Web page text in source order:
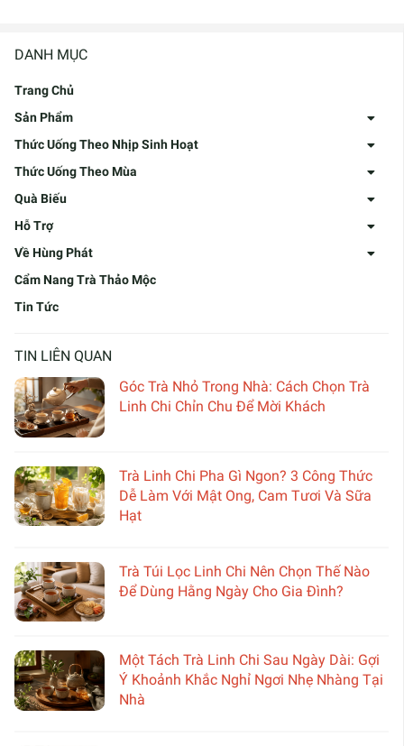
DANH MỤC
Trang Chủ
Sản Phẩm
Thức Uống Theo Nhịp Sinh Hoạt
Thức Uống Theo Mùa
Quà Biếu
Hỗ Trợ
Về Hùng Phát
Cẩm Nang Trà Thảo Mộc
Tin Tức
TIN LIÊN QUAN
Góc Trà Nhỏ Trong Nhà: Cách Chọn Trà
Linh Chi Chỉn Chu Để Mời Khách
Trà Linh Chi Pha Gì Ngon? 3 Công Thức
Dễ Làm Với Mật Ong, Cam Tươi Và Sữa
Hạt
Trà Túi Lọc Linh Chi Nên Chọn Thế Nào
Để Dùng Hằng Ngày Cho Gia Đình?
Một Tách Trà Linh Chi Sau Ngày Dài: Gợi
Ý Khoảnh Khắc Nghỉ Ngơi Nhẹ Nhàng Tại
Nhà